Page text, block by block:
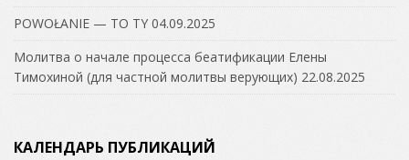
POWOŁANIE — TO TY 04.09.2025
Молитва о начале процесса беатификации Елены
Тимохиной (для частной молитвы верующих) 22.08.2025
КАЛЕНДАРЬ ПУБЛИКАЦИЙ